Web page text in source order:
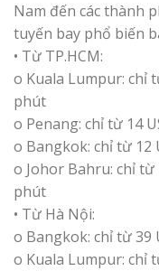
Nam đến các thành
tuyến bay phổ biến
• Từ TP.HCM:
o Kuala Lumpur: chỉ
phút
o Penang: chỉ từ 14
o Bangkok: chỉ từ 12
o Johor Bahru: chỉ từ
phút
• Từ Hà Nội:
o Bangkok: chỉ từ 39
o Kuala Lumpur: chỉ